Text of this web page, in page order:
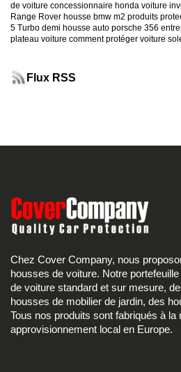
de voiture concessionnaire honda voiture
Range Rover housse bmw m2 produits
5 Turbo demi housse auto porsche 356
plateau voiture comment protéger voiture
Flux RSS
Chez Cover Company, nous
housses de voiture. Notre
de voiture standard et sur mesure,
housses de mobilier de jardin, des
Tous nos produits sont fabriqués à la
approvisionnement local en Europe.